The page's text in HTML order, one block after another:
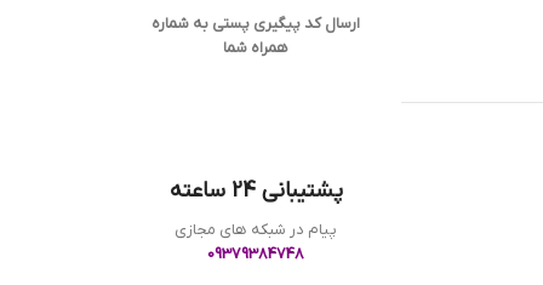
ارسال کد پیگیری پستی به شماره
همراه شما
پشتیبانی 24 ساعته
پیام در شبکه های مجازی
09379384748